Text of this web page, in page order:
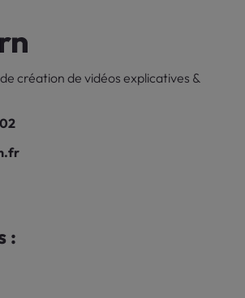
création de vidéos explicatives &
: